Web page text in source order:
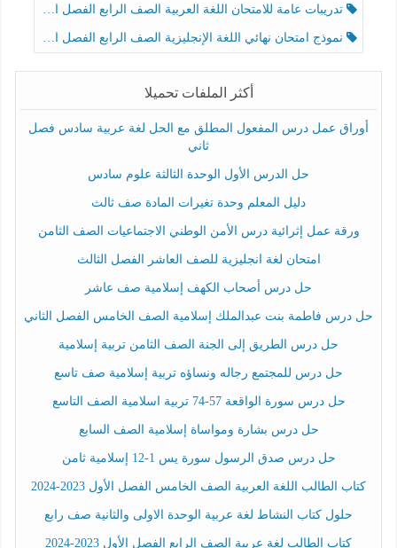
تدريبات عامة للامتحان اللغة العربية الصف الرابع الفصل الثالث
نموذج امتحان نهائي اللغة الإنجليزية الصف الرابع الفصل الثالث
أكثر الملفات تحميلا
أوراق عمل درس المفعول المطلق مع الحل لغة عربية سادس فصل
ثاني
حل الدرس الأول الوحدة الثالثة علوم سادس
دليل المعلم وحدة تغيرات المادة صف ثالث
ورقة عمل إثرائية درس الأمن الوطني الاجتماعيات الصف الثامن
امتحان لغة انجليزية للصف العاشر الفصل الثالث
حل درس أصحاب الكهف إسلامية صف عاشر
حل درس فاطمة بنت عبدالملك إسلامية الصف الخامس الفصل الثاني
حل درس الطريق إلى الجنة الصف الثامن تربية إسلامية
حل درس للمجتمع رجاله ونساؤه تربية إسلامية صف تاسع
حل درس سورة الواقعة 57-74 تربية اسلامية الصف التاسع
حل درس بشارة ومواساة إسلامية الصف السابع
حل درس صدق الرسول سورة يس 1-12 إسلامية ثامن
كتاب الطالب اللغة العربية الصف الخامس الفصل الأول 2023-2024
حلول كتاب النشاط لغة عربية الوحدة الاولى والثانية صف رابع
كتاب الطالب لغة عربية الصف الرابع الفصل الأول 2023-2024